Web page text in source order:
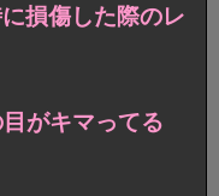
損傷した際のレ
目がキマってる